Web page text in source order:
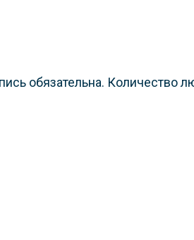
обязательна. Количество